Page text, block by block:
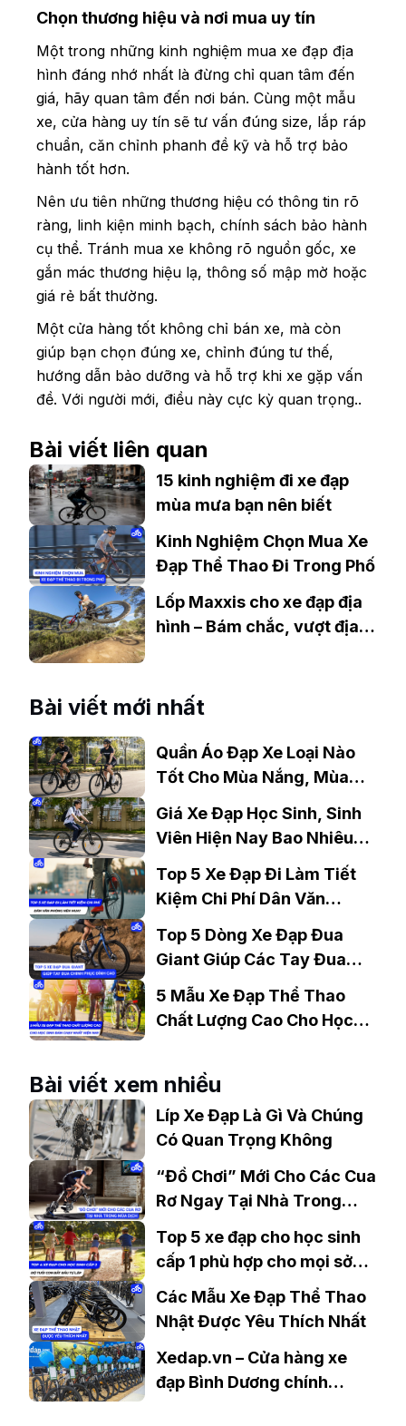
Chọn thương hiệu và nơi mua uy tín
Một trong những kinh nghiệm mua xe đạp địa
hình đáng nhớ nhất là đừng chỉ quan tâm đến
giá, hãy quan tâm đến nơi bán. Cùng một mẫu
xe, cửa hàng uy tín sẽ tư vấn đúng size, lắp ráp
chuẩn, căn chỉnh phanh đề kỹ và hỗ trợ bảo
hành tốt hơn.
Nên ưu tiên những thương hiệu có thông tin rõ
ràng, linh kiện minh bạch, chính sách bảo hành
cụ thể. Tránh mua xe không rõ nguồn gốc, xe
gắn mác thương hiệu lạ, thông số mập mờ hoặc
giá rẻ bất thường.
Một cửa hàng tốt không chỉ bán xe, mà còn
giúp bạn chọn đúng xe, chỉnh đúng tư thế,
hướng dẫn bảo dưỡng và hỗ trợ khi xe gặp vấn
đề. Với người mới, điều này cực kỳ quan trọng..
Bài viết liên quan
15 kinh nghiệm đi xe đạp
mùa mưa bạn nên biết
Kinh Nghiệm Chọn Mua Xe
Đạp Thể Thao Đi Trong Phố
Lốp Maxxis cho xe đạp địa
hình – Bám chắc, vượt địa
Bài viết mới nhất
Quần Áo Đạp Xe Loại Nào
Tốt Cho Mùa Nắng, Mùa
Giá Xe Đạp Học Sinh, Sinh
Viên Hiện Nay Bao Nhiêu?
Top 5 Xe Đạp Đi Làm Tiết
Kiệm Chi Phí Dân Văn
Top 5 Dòng Xe Đạp Đua
Giant Giúp Các Tay Đua
Chinh Phục Đỉnh Cao
5 Mẫu Xe Đạp Thể Thao
Chất Lượng Cao Cho Học
Bài viết xem nhiều
Líp Xe Đạp Là Gì Và Chúng
Có Quan Trọng Không
“Đồ Chơi” Mới Cho Các Cua
Rơ Ngay Tại Nhà Trong
Top 5 xe đạp cho học sinh
cấp 1 phù hợp cho mọi sở
thích
Các Mẫu Xe Đạp Thể Thao
Nhật Được Yêu Thích Nhất
Xedap.vn – Cửa hàng xe
đạp Bình Dương chính